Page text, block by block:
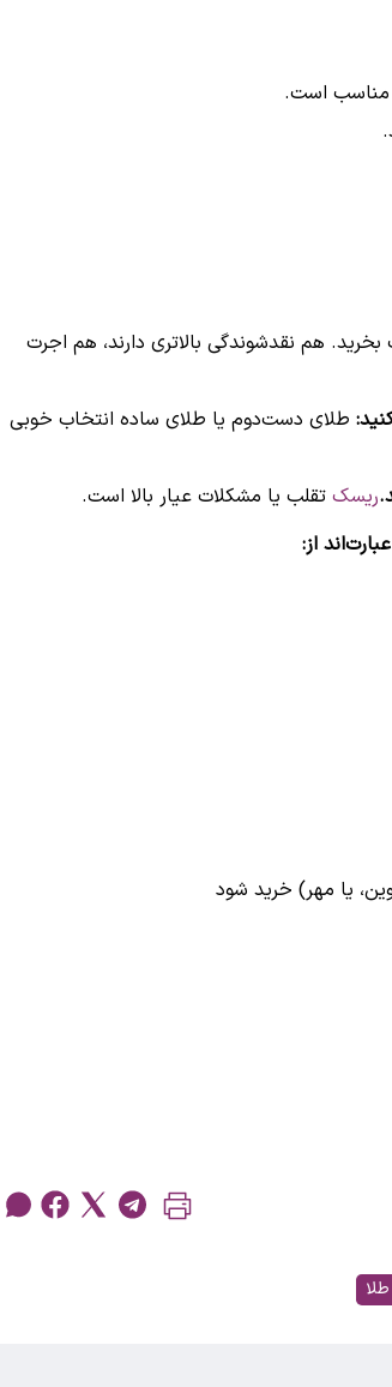
مناسب است.
هم نقدشوندگی بالاتری دارند، هم اجرت
طلای دست‌دوم یا طلای ساده انتخاب خوبی
ریسک تقلب یا مشکلات عیار بالا است.
از:
یا مهر) خرید شود
طلا